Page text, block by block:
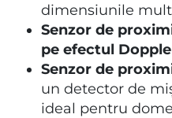
dimensiunile
Senzor de
pe efectul
Senzor de
un detector de
ideal pentru